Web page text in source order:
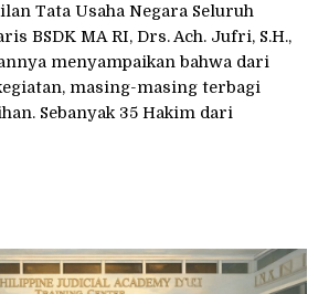
Tata Usaha Negara Seluruh
BSDK MA RI, Drs. Ach. Jufri, S.H.,
menyampaikan bahwa dari
masing-masing terbagi
Sebanyak 35 Hakim dari